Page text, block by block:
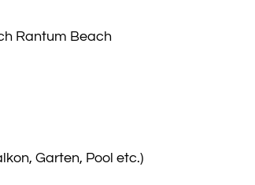
Rantum Beach
Garten, Pool etc.)